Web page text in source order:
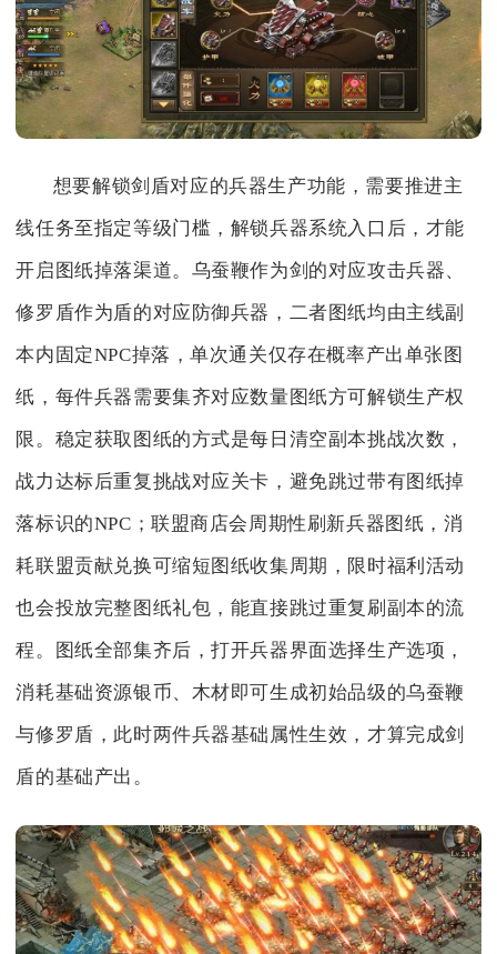
想要解锁剑盾对应的兵器生产功能，需要推进主
线任务至指定等级门槛，解锁兵器系统入口后，才能
开启图纸掉落渠道。乌蚕鞭作为剑的对应攻击兵器、
修罗盾作为盾的对应防御兵器，二者图纸均由主线副
本内固定NPC掉落，单次通关仅存在概率产出单张图
纸，每件兵器需要集齐对应数量图纸方可解锁生产权
限。稳定获取图纸的方式是每日清空副本挑战次数，
战力达标后重复挑战对应关卡，避免跳过带有图纸掉
落标识的NPC；联盟商店会周期性刷新兵器图纸，消
耗联盟贡献兑换可缩短图纸收集周期，限时福利活动
也会投放完整图纸礼包，能直接跳过重复刷副本的流
程。图纸全部集齐后，打开兵器界面选择生产选项，
消耗基础资源银币、木材即可生成初始品级的乌蚕鞭
与修罗盾，此时两件兵器基础属性生效，才算完成剑
盾的基础产出。